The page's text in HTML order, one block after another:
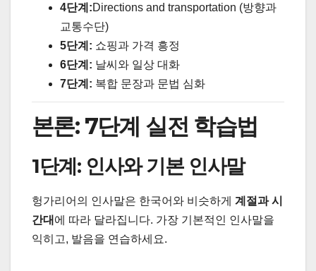
4단계:Directions and transportation (방향과
교통수단)
5단계: 쇼핑과 가격 흥정
6단계: 날씨와 일상 대화
7단계: 복합 문장과 문법 심화
본론: 7단계 실전 학습법
1단계: 인사와 기본 인사말
헝가리어의 인사말은 한국어와 비슷하게 계절과 시
간대 에 따라 달라집니다. 가장 기본적인 인사말을
익히고, 발음을 연습하세요.